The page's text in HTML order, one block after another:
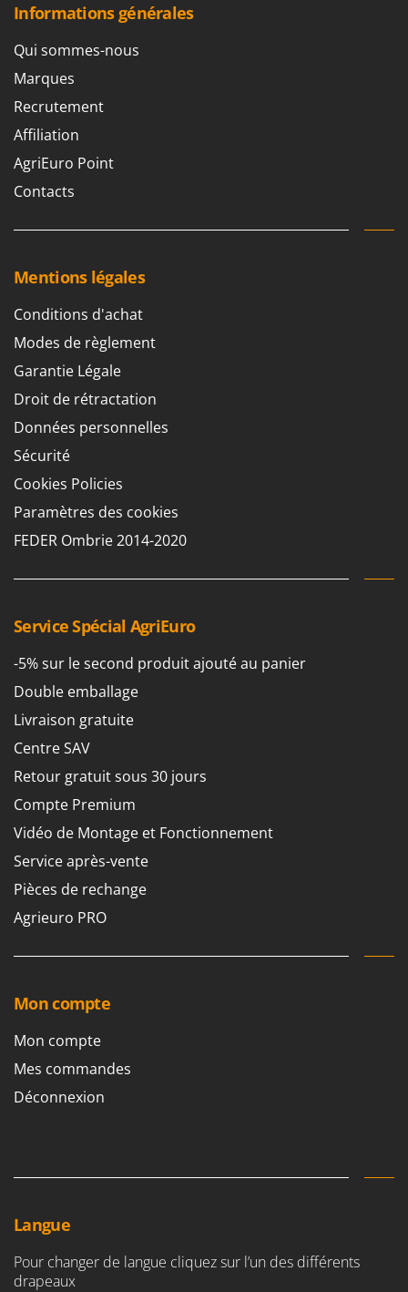
Informations générales
Qui sommes-nous
Marques
Recrutement
Affiliation
AgriEuro Point
Contacts
Mentions légales
Conditions d'achat
Modes de règlement
Garantie Légale
Droit de rétractation
Données personnelles
Sécurité
Cookies Policies
Paramètres des cookies
FEDER Ombrie 2014-2020
Service Spécial AgriEuro
-5% sur le second produit ajouté au panier
Double emballage
Livraison gratuite
Centre SAV
Retour gratuit sous 30 jours
Compte Premium
Vidéo de Montage et Fonctionnement
Service après-vente
Pièces de rechange
Agrieuro PRO
Mon compte
Mon compte
Mes commandes
Déconnexion
Langue
Pour changer de langue cliquez sur l’un des différents
drapeaux